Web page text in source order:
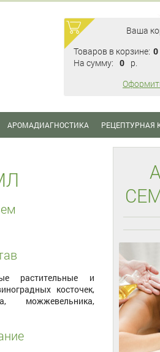
Ваша
Товаров в корзине: 0
На сумму: 0 p.
АРОМАДИАГНОСТИКА РЕЦЕПТУРНАЯ
растительные и
косточек,
можжевельника,